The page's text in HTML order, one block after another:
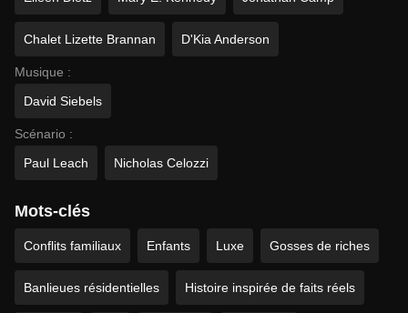
Chalet Lizette Brannan D'Kia Anderson
Musique :
David Siebels
Scénario :
Paul Leach
Nicholas Celozzi
Mots-clés
Conflits familiaux Enfants Luxe Gosses de riches
Banlieues résidentielles Histoire inspirée de faits réels